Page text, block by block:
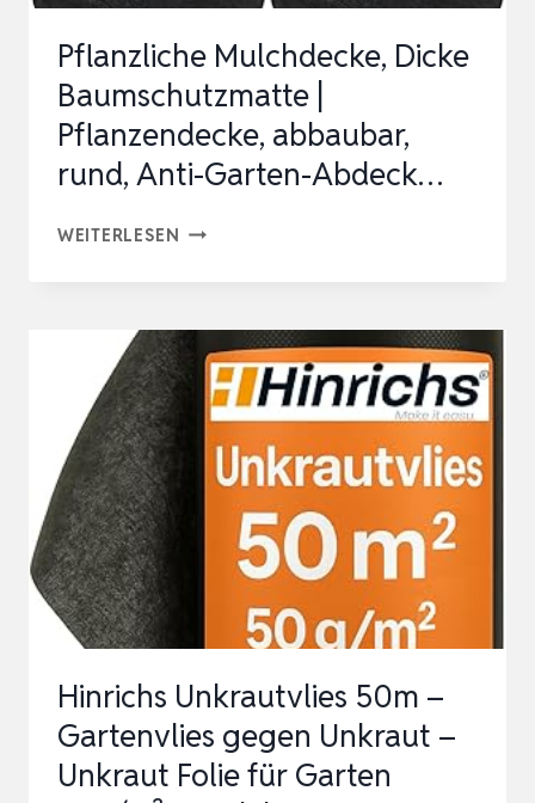
Pflanzliche Mulchdecke, Dicke
Baumschutzmatte |
Pflanzendecke, abbaubar,
rund, Anti-Garten-Abdeck…
WEITERLESEN PFLANZLICHE
BAUMSCHUTZMATTE
|
PFLANZENDECKE,
ABBAUBAR,
RUND,
GARTEN-
Hinrichs Unkrautvlies 50m –
Gartenvlies gegen Unkraut –
Unkraut Folie für Garten